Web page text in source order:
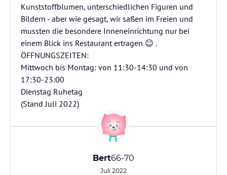
Kunststoffblumen, unterschiedlichen Figuren und
Bildern - aber wie gesagt, wir saßen im Freien und
mussten die besondere Inneneinrichtung nur bei
einem Blick ins Restaurant ertragen ☺️ .
ÖFFNUNGSZEITEN:
Mittwoch bis Montag: von 11:30-14:30 und von
17:30-23:00
Dienstag Ruhetag
(Stand Juli 2022)
Bert66-70
Juli 2022